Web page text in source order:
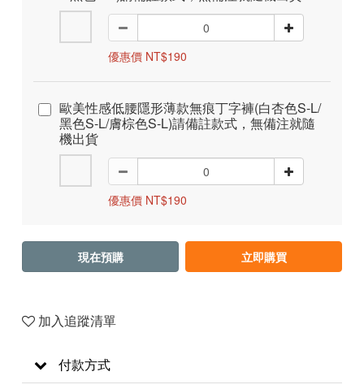
優惠價 NT$190
歐美性感低腰隱形薄款無痕丁字褲(白杏色S-L/
黑色S-L/膚棕色S-L)請備註款式，無備注就隨
機出貨
優惠價 NT$190
現在預購 立即購買
加入追蹤清單
付款方式